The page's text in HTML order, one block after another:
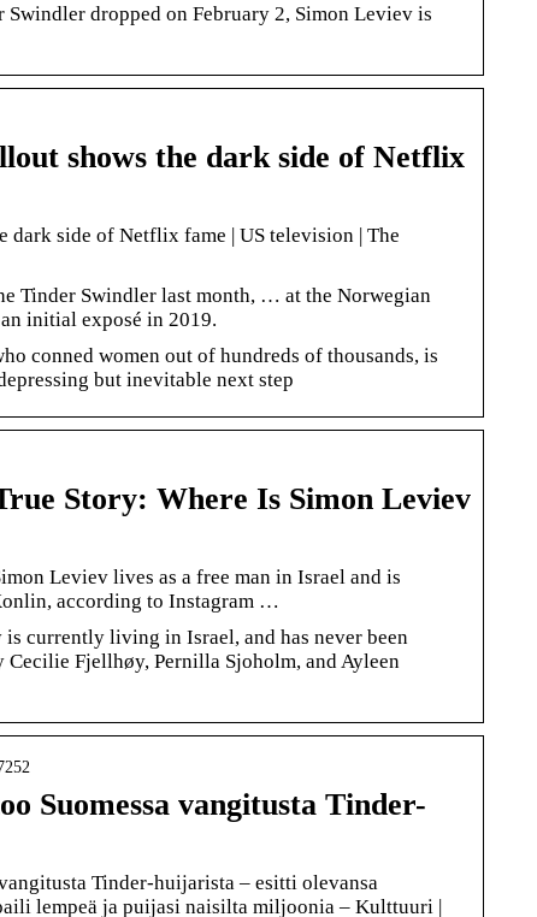
dropped on February 2, Simon Leviev is
shows the dark side of Netflix
dark side of Netflix fame | US television | The
Tinder Swindler last month, … at the Norwegian
initial exposé in 2019.
conned women out of hundreds of thousands, is
but inevitable next step
Story: Where Is Simon Leviev
Leviev lives as a free man in Israel and is
according to Instagram …
currently living in Israel, and has never been
Fjellhøy, Pernilla Sjoholm, and Ayleen
Suomessa vangitusta Tinder-
Tinder-huijarista – esitti olevansa
lempeä ja puijasi naisilta miljoonia – Kulttuuri |